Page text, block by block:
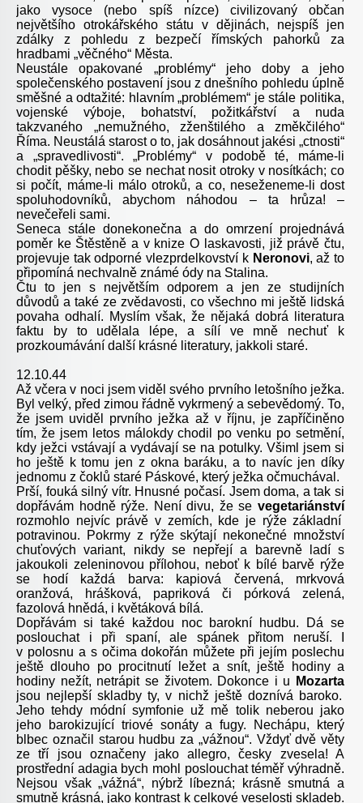
jako vysoce (nebo spíš nízce) civilizovaný občan
největšího otrokářského státu v dějinách, nejspíš jen
zdálky z pohledu z bezpečí římských pahorků za
hradbami „věčného“ Města.
Neustále opakované „problémy“ jeho doby a jeho
společenského postavení jsou z dnešního pohledu úplně
směšné a odtažité: hlavním „problémem“ je stále politika,
vojenské výboje, bohatství, požitkářství a nuda
takzvaného „nemužného, zženštilého a změkčilého“
Říma. Neustálá starost o to, jak dosáhnout jakési „ctnosti“
a „spravedlivosti“. „Problémy“ v podobě té, máme-li
chodit pěšky, nebo se nechat nosit otroky v nosítkách; co
si počít, máme-li málo otroků, a co, neseženeme-li dost
spoluhodovníků, abychom náhodou – ta hrůza! –
nevečeřeli sami.
Seneca stále donekonečna a do omrzení projednává
poměr ke Štěstěně a v knize O laskavosti, již právě čtu,
projevuje tak odporné vlezprdelkovství k Neronovi, až to
připomíná nechvalně známé ódy na Stalina.
Čtu to jen s největším odporem a jen ze studijních
důvodů a také ze zvědavosti, co všechno mi ještě lidská
povaha odhalí. Myslím však, že nějaká dobrá literatura
faktu by to udělala lépe, a sílí ve mně nechuť k
prozkoumávání další krásné literatury, jakkoli staré.
12.10.44
Až včera v noci jsem viděl svého prvního letošního ježka.
Byl velký, před zimou řádně vykrmený a sebevědomý. To,
že jsem uviděl prvního ježka až v říjnu, je zapříčiněno
tím, že jsem letos málokdy chodil po venku po setmění,
kdy ježci vstávají a vydávají se na potulky. Všiml jsem si
ho ještě k tomu jen z okna baráku, a to navíc jen díky
jednomu z čoklů staré Páskové, který ježka očmuchával.
Prší, fouká silný vítr. Hnusné počasí. Jsem doma, a tak si
dopřávám hodně rýže. Není divu, že se vegetariánství
rozmohlo nejvíc právě v zemích, kde je rýže základní
potravinou. Pokrmy z rýže skýtají nekonečné množství
chuťových variant, nikdy se nepřejí a barevně ladí s
jakoukoli zeleninovou přílohou, neboť k bílé barvě rýže
se hodí každá barva: kapiová červená, mrkvová
oranžová, hrášková, papriková či pórková zelená,
fazolová hnědá, i květáková bílá.
Dopřávám si také každou noc barokní hudbu. Dá se
poslouchat i při spaní, ale spánek přitom neruší. I
v polosnu a s očima dokořán můžete při jejím poslechu
ještě dlouho po procitnutí ležet a snít, ještě hodiny a
hodiny nežít, netrápit se životem. Dokonce i u
Mozarta
jsou nejlepší skladby ty, v nichž ještě doznívá baroko.
Jeho tehdy módní symfonie už mě tolik neberou jako
jeho barokizující triové sonáty a fugy. Nechápu, který
blbec označil starou hudbu za „vážnou“. Vždyť dvě věty
ze tří jsou označeny jako allegro, česky zvesela! A
prostřední adagia bych mohl poslouchat téměř výhradně.
Nejsou však „vážná“, nýbrž líbezná; krásně smutná a
smutně krásná, jako kontrast k celkové veselosti skladeb.